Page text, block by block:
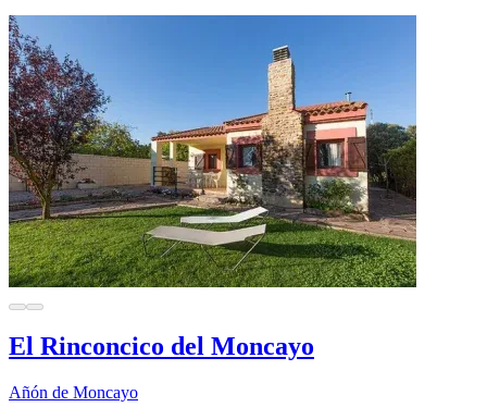
El Rinconcico del Moncayo
Añón de Moncayo